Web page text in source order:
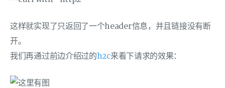
这样就实现了只返回了一个header信息，并且链接没有断
开。
我们再通过前边介绍过的h2c来看下请求的效果：